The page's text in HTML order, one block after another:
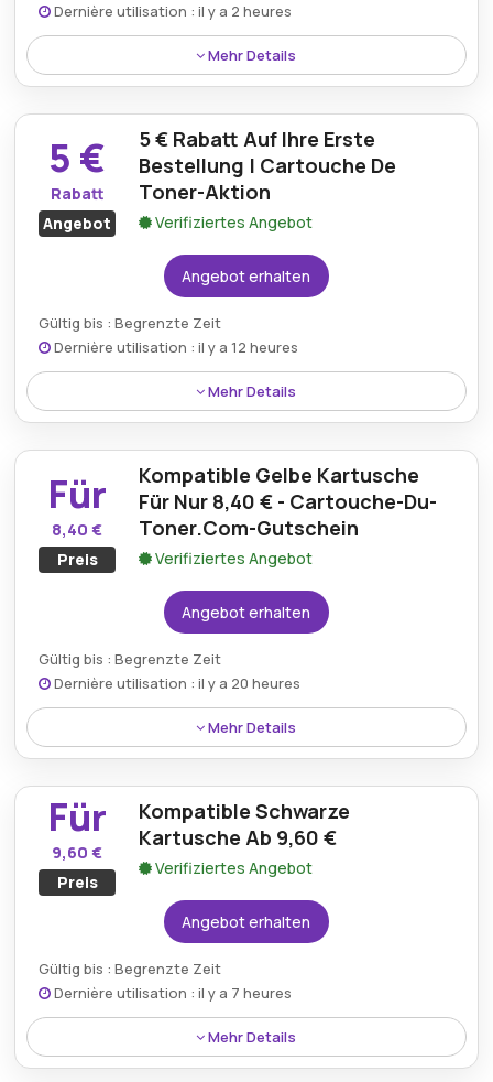
Dernière utilisation : il y a 2 heures
Mehr Details
Profitieren Sie mit einem Cartouche De Toner-
Gutschein von kostenlosem Versand ab 59 € und
erhalten Sie wichtiges Druckerzubehör ohne
zusätzliche Versandkosten.
5 €
Rabatt
Angebot
5 € Rabatt Auf Ihre Erste
Bestellung | Cartouche De
Toner-Aktion
Verifiziertes Angebot
Angebot erhalten
Gültig bis : Begrenzte Zeit
Dernière utilisation : il y a 12 heures
Mehr Details
Mit einer Cartouche De Toner-Aktion erhalten Sie
sofort 5 € Rabatt auf Ihren ersten Einkauf und
können sich so günstiger mit Druckerzubehör
eindecken.
Für
8,40 €
Preis
Kompatible Gelbe Kartusche
Für Nur 8,40 € - Cartouche-Du-
Toner.Com-Gutschein
Verifiziertes Angebot
Angebot erhalten
Gültig bis : Begrenzte Zeit
Dernière utilisation : il y a 20 heures
Mehr Details
Mit einem Cartouche-du-toner.com-Gutschein
erhalten Sie eine hochwertige kompatible gelbe
Patrone für nur 8,40 € – eine kostengünstige Lösung
für brillante und professionelle Druckergebnisse.
Für
9,60 €
Preis
Kompatible Schwarze
Kartusche Ab 9,60 €
Verifiziertes Angebot
Angebot erhalten
Gültig bis : Begrenzte Zeit
Dernière utilisation : il y a 7 heures
Mehr Details
Erwerben Sie eine hochwertige kompatible schwarze